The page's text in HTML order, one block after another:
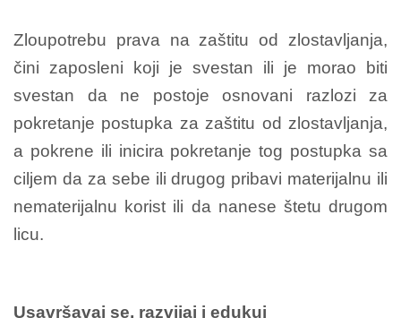
Zloupotrebu prava na zaštitu od zlostavljanja,
čini zaposleni koji je svestan ili je morao biti
svestan da ne postoje osnovani razlozi za
pokretanje postupka za zaštitu od zlostavljanja,
a pokrene ili inicira pokretanje tog postupka sa
ciljem da za sebe ili drugog pribavi materijalnu ili
nematerijalnu korist ili da nanese štetu drugom
licu.
Usavršavaj se, razvijaj i edukuj